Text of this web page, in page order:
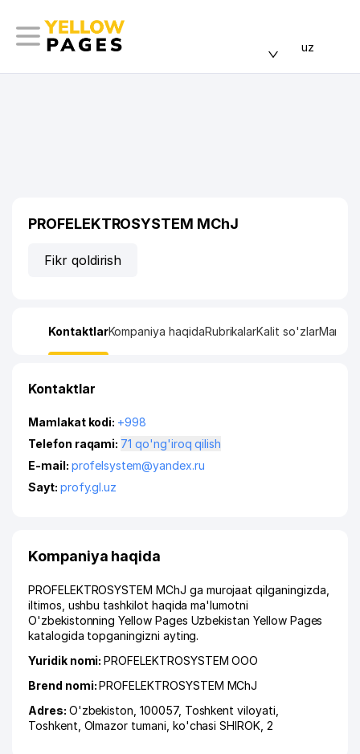
uz
PROFELEKTROSYSTEM MChJ
Fikr qoldirish
KontaktlarKompaniya haqidaRubrikalarKalit so'zlarManzil
Kontaktlar
Mamlakat kodi: +998
Telefon raqami:
71 qo'ng'iroq qilish
E-mail: profelsystem@yandex.ru
Sayt: profy.gl.uz
Kompaniya haqida
PROFELEKTROSYSTEM MChJ ga murojaat qilganingizda,
iltimos, ushbu tashkilot haqida ma'lumotni
O'zbekistonning Yellow Pages Uzbekistan Yellow Pages
katalogida topganingizni ayting.
Yuridik nomi:PROFELEKTROSYSTEM ООО
Brend nomi:PROFELEKTROSYSTEM MChJ
Adres: O'zbekiston, 100057, Toshkent viloyati
Toshkent Olmazor tumani ko'chasi SHIROK, 2